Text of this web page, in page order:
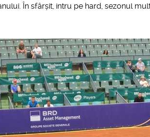
În sfârșit, intru pe hard, sezonul